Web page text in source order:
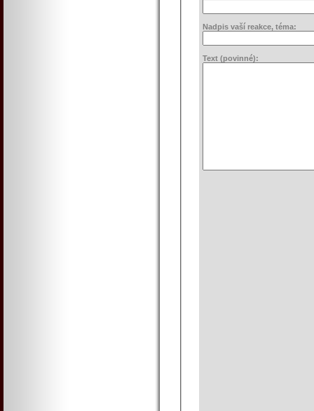
Nadpis vaší reakce, téma:
Text (povinné):